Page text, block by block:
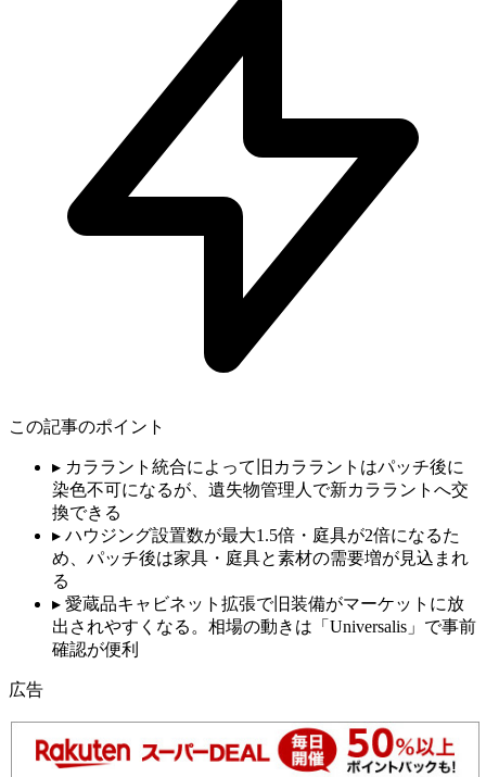
この記事のポイント
▸ カララント統合によって旧カララントはパッチ後に
染色不可になるが、遺失物管理人で新カララントへ交
換できる
▸ ハウジング設置数が最大1.5倍・庭具が2倍になるた
め、パッチ後は家具・庭具と素材の需要増が見込まれ
る
▸ 愛蔵品キャビネット拡張で旧装備がマーケットに放
出されやすくなる。相場の動きは「Universalis」で事前
確認が便利
広告